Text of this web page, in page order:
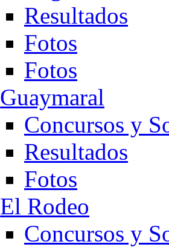
Resultados
Fotos
Fotos
Guaymaral
Concursos y
Resultados
Fotos
El Rodeo
Concursos y